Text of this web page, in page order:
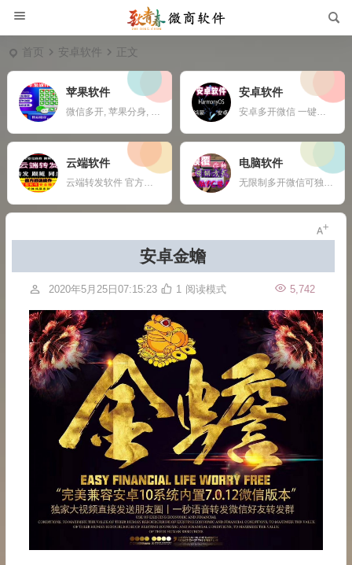
首页 安卓软件 正文
苹果软件
微信多开, 苹果分身, ios多开软件, 苹果一键转发,
安卓软件
安卓多开微信 一键转发 自动收款 钉钉定位打卡 任何APP多开定制
云端软件
云端转发软件 官方微信登录 自动跟随 24小时在线抢红包 自动收款 使用须知：您需要有两部手机或者一部手机一台电脑
电脑软件
无限制多开微信可独立同时操作 自动换群一键拉群 支持多群同时爆粉自动换群拉群 免打扰检测僵尸粉僵尸群自动退出 定时群发支持推送名片链接公众号 支持导入手机号添加 修复加群好友功能，无限制添加 新增自动换群自动进群 自动收款自动语音提示 自动通过好友申请
安卓金蟾
2020年5月25日07:15:23 5,742
1 阅读模式